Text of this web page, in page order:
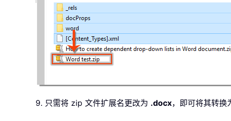
9. 只需将 zip 文件扩展名更改为 .docx，即可将其转换